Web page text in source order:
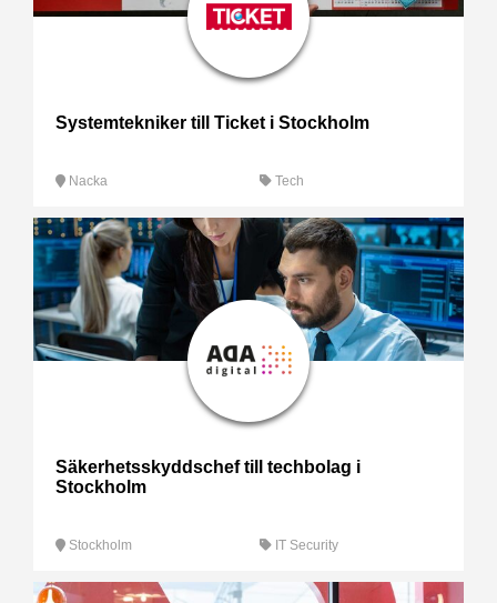
Systemtekniker till Ticket i Stockholm
Nacka Tech
Säkerhetsskyddschef till techbolag i
Stockholm
Stockholm IT Security